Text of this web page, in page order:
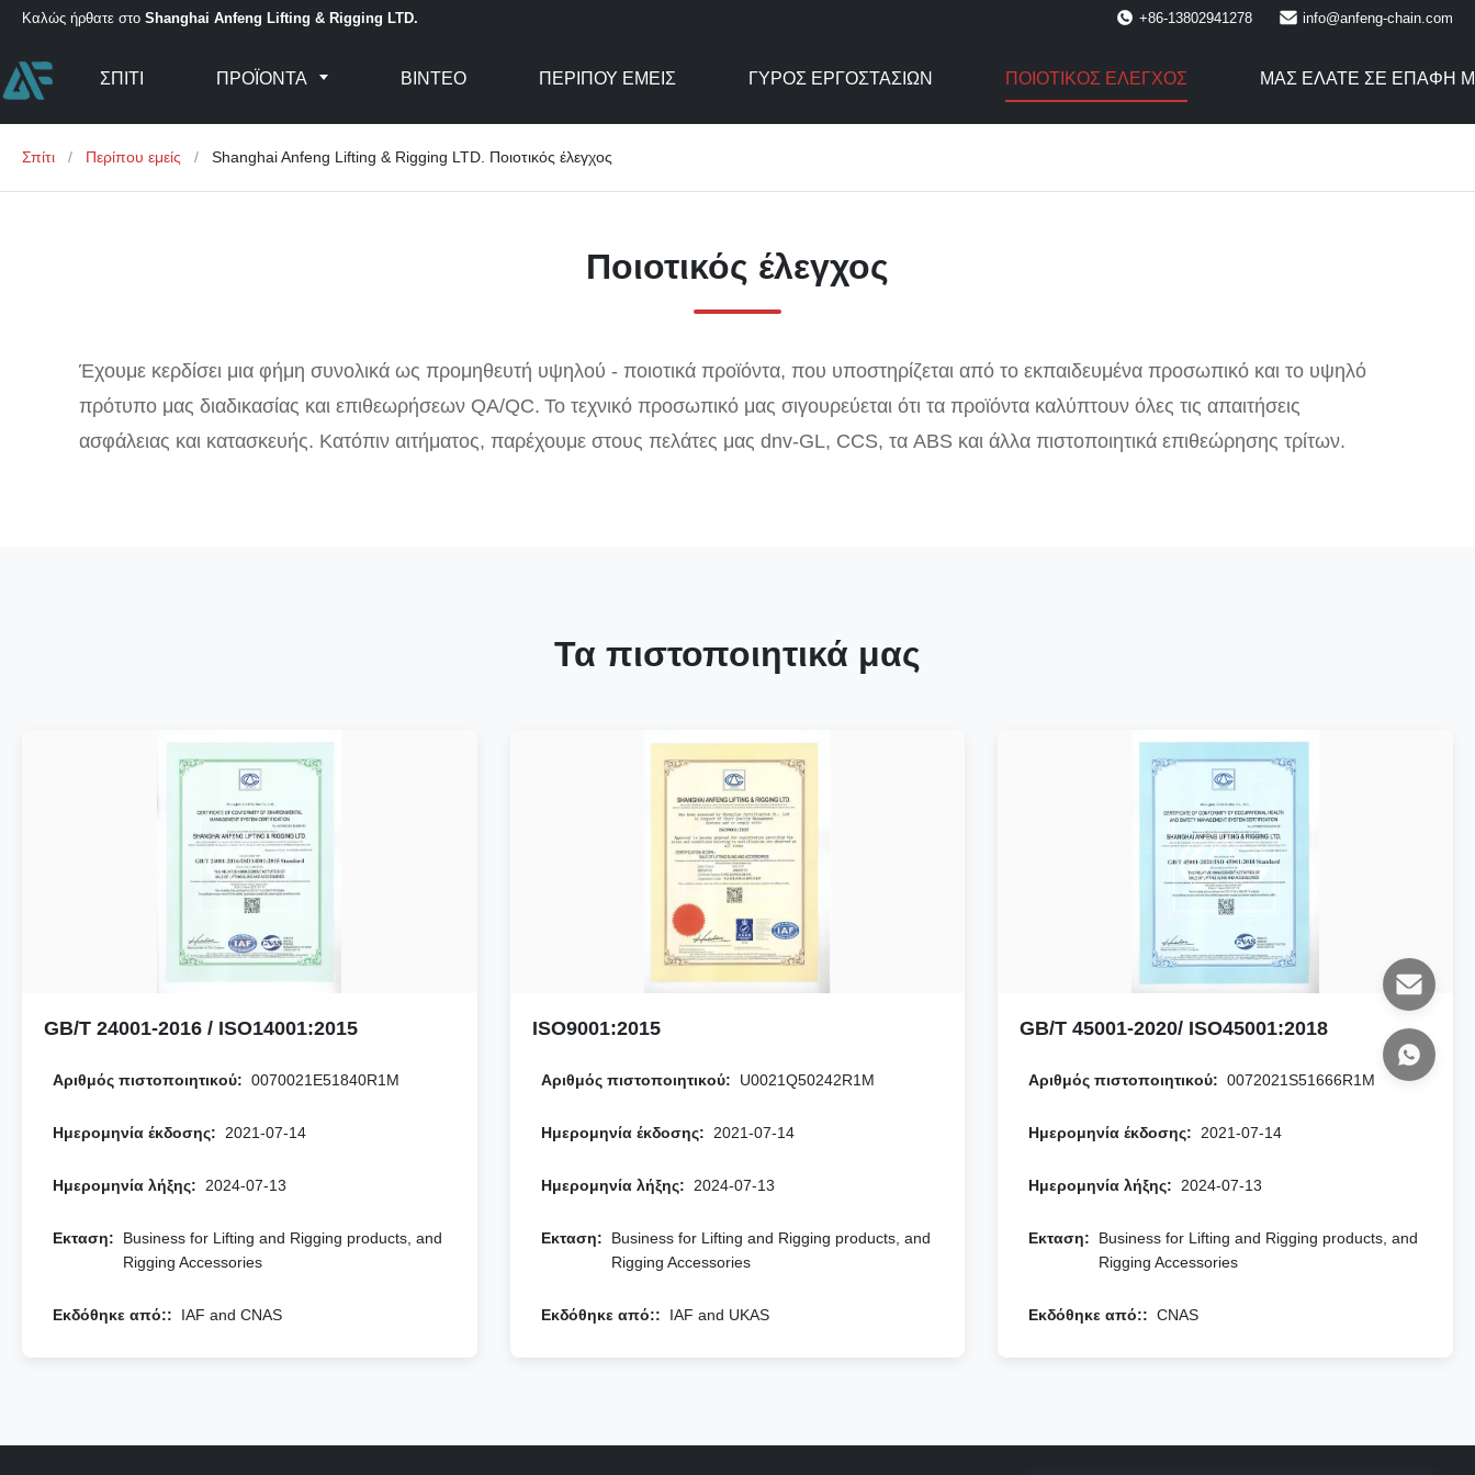
Καλώς ήρθατε στο Shanghai Anfeng Lifting & Rigging LTD. +86-13802941278 info@anfeng-chain.com
ΣΠΊΤΙ ΠΡΟΪΌΝΤΑ ΒΊΝΤΕΟ ΠΕΡΊΠΟΥ ΕΜΕΊΣ ΓΎΡΟΣ ΕΡΓΟΣΤΑΣΊΩΝ ΠΟΙΟΤΙΚΌΣ ΈΛΕΓΧΟΣ ΜΑΣ ΕΛΆΤΕ ΣΕ ΕΠΑΦΉ
Σπίτι / Περίπου εμείς / Shanghai Anfeng Lifting & Rigging LTD. Ποιοτικός έλεγχος
Ποιοτικός έλεγχος
Έχουμε κερδίσει μια φήμη συνολικά ως προμηθευτή υψηλού - ποιοτικά προϊόντα, που υποστηρίζεται από το εκπαιδευμένα προσωπικό και το υψηλό
πρότυπο μας διαδικασίας και επιθεωρήσεων QA/QC. Το τεχνικό προσωπικό μας σιγουρεύεται ότι τα προϊόντα καλύπτουν όλες τις απαιτήσεις
ασφάλειας και κατασκευής. Κατόπιν αιτήματος, παρέχουμε στους πελάτες μας dnv-GL, CCS, τα ABS και άλλα πιστοποιητικά επιθεώρησης τρίτων.
Τα πιστοποιητικά μας
GB/T 24001-2016 / ISO14001:2015
Αριθμός πιστοποιητικού: 0070021E51840R1M
Ημερομηνία έκδοσης: 2021-07-14
Ημερομηνία λήξης: 2024-07-13
Εκταση:
Business for Lifting and Rigging products, and
Rigging Accessories
Εκδόθηκε από:: IAF and CNAS
ISO9001:2015
Αριθμός πιστοποιητικού: U0021Q50242R1M
Ημερομηνία έκδοσης: 2021-07-14
Ημερομηνία λήξης: 2024-07-13
Εκταση:
Business for Lifting and Rigging products, and
Rigging Accessories
Εκδόθηκε από:: IAF and UKAS
GB/T 45001-2020/ ISO45001:2018
Αριθμός πιστοποιητικού: 0072021S51666R1M
Ημερομηνία έκδοσης: 2021-07-14
Ημερομηνία λήξης: 2024-07-13
Εκταση:
Business for Lifting and Rigging products, and
Rigging Accessories
Εκδόθηκε από:: CNAS